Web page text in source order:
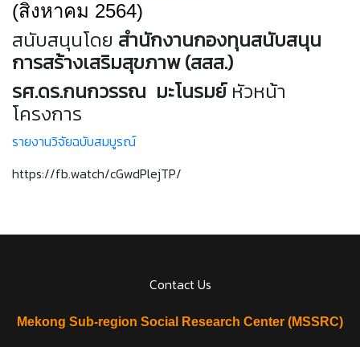
(สิงหาคม 2564)
สนับสนุนโดย สำนักงานกองทุนสนับสนุน
การสร้างเสริมสุขภาพ (สสส.)
รศ.ดร.กนกวรรณ มะโนรมย์ หัวหน้า
โครงการ
รายงานวิจัยฉบับสมบูรณ์
https://fb.watch/cGwdPlejTP/
Contact Us
Mekong Sub-region Social Research Center (MSSRC)